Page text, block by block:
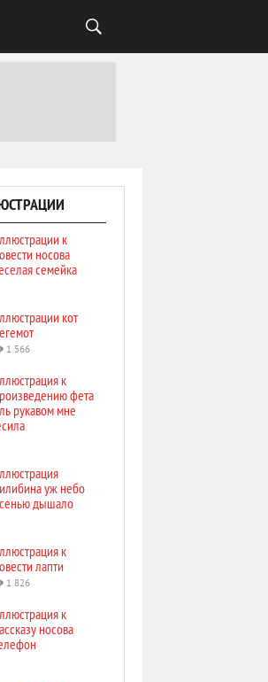
к
носова
семейка
кот
1 566
к
фета
рукавом мне
уж небо
дышало
к
лапти
1 826
к
носова